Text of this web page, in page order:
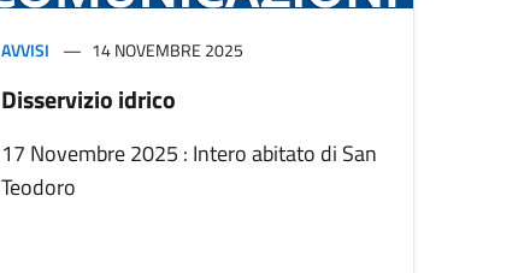
AVVISI 14 NOVEMBRE 2025
Disservizio idrico
17 Novembre 2025 : Intero abitato di San
Teodoro